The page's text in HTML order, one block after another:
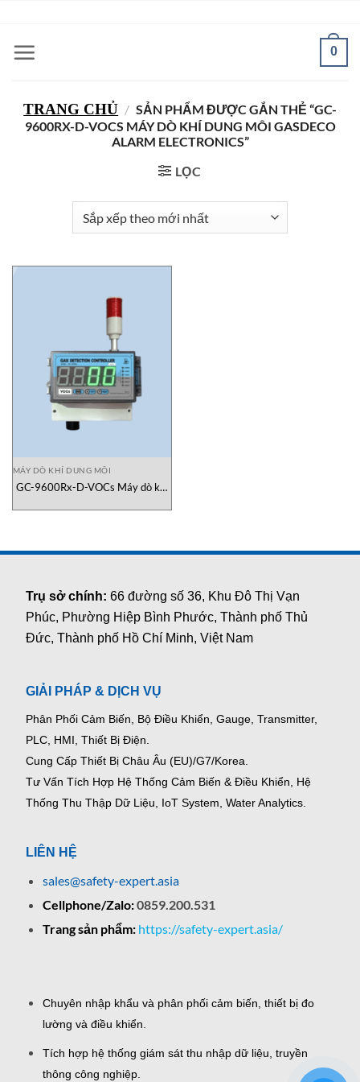
nội
0
TRANG CHỦ / SẢN PHẨM ĐƯỢC GẮN THẺ “GC-
9600RX-D-VOCS MÁY DÒ KHÍ DUNG MÔI GASDECO
ALARM ELECTRONICS”
LỌC
MÁY DÒ KHÍ DUNG MÔI
GC-9600Rx-D-VOCs Máy dò khí
Electronics
Trụ sở chính:66 đường số 36, Khu Đô Thị Vạn
Phúc, Phường Hiệp Bình Phước, Thành phố Thủ
Đức, Thành phố Hồ Chí Minh, Việt Nam
GIẢI PHÁP & DỊCH VỤ
Phân Phối Cảm Biến, Bộ Điều Khiển, Gauge, Transmitter,
PLC, HMI, Thiết Bị Điện.
Cung Cấp Thiết Bị Châu Âu (EU)/G7/Korea.
Tư Vấn Tích Hợp Hệ Thống Cảm Biến & Điều Khiển, Hệ
Thống Thu Thập Dữ Liệu, IoT System, Water Analytics.
LIÊN HỆ
sales@safety-expert.asia
Cellphone/Zalo:0859.200.531
Trang sản phẩm: https://safety-expert.asia/
Chuyên nhập khẩu và phân phối cảm biến, thiết bị đo
lường và điều khiển.
Tích hợp hệ thống giám sát thu nhập dữ liệu, truyền
thông công nghiệp.